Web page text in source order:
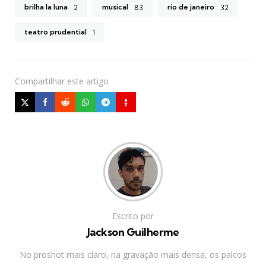
brilha la luna 2 musical 83 rio de janeiro 32
teatro prudential 1
Compartilhar este artigo
Escrito por
Jackson Guilherme
No proshot mais claro, na gravação mais densa, os palcos